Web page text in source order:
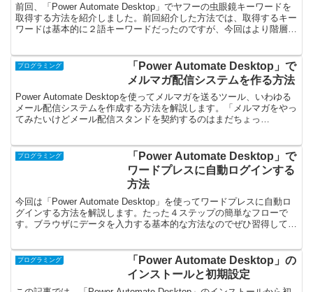
前回、「Power Automate Desktop」でヤフーの虫眼鏡キーワードを
取得する方法を紹介しました。前回紹介した方法では、取得するキー
ワードは基本的に２語キーワードだったのですが、今回はより階層の
プログラミング
「Power Automate Desktop」で
メルマガ配信システムを作る方法
Power Automate Desktopを使ってメルマガを送るツール、いわゆる
メール配信システムを作成する方法を解説します。「メルマガをやっ
てみたいけどメール配信スタンドを契約するのはまだちょっ
プログラミング
「Power Automate Desktop」で
ワードプレスに自動ログインする
方法
今回は「Power Automate Desktop」を使ってワードプレスに自動ロ
グインする方法を解説します。たった４ステップの簡単なフローで
す。ブラウザにデータを入力する基本的な方法なのでぜひ習得してく
プログラミング
「Power Automate Desktop」の
インストールと初期設定